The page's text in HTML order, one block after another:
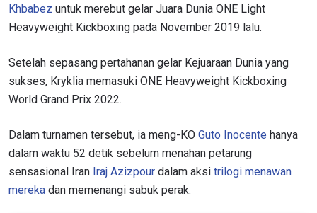
Khbabez untuk merebut gelar Juara Dunia ONE Light
Heavyweight Kickboxing pada November 2019 lalu.
Setelah sepasang pertahanan gelar Kejuaraan Dunia yang
sukses, Kryklia memasuki ONE Heavyweight Kickboxing
World Grand Prix 2022.
Dalam turnamen tersebut, ia meng-KO Guto Inocente hanya
dalam waktu 52 detik sebelum menahan petarung
sensasional Iran Iraj Azizpour dalam aksi trilogi menawan
mereka dan memenangi sabuk perak.